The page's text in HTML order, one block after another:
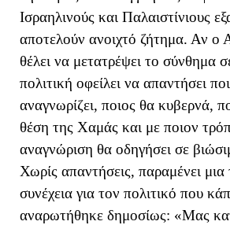
Ισραηλινούς και Παλαιστίνιους
αποτελούν ανοιχτό ζήτημα. Αν ο
θέλει να μετατρέψει το σύνθημα
πολιτική οφείλει να απαντήσει
αναγνωρίζει, ποιος θα κυβερνά,
θέση της Χαμάς και με ποιον
αναγνώριση θα οδηγήσει σε
Χωρίς απαντήσεις, παραμένει μια
συνέχεια για τον πολιτικό που
αναρωτήθηκε δημοσίως: «Μας